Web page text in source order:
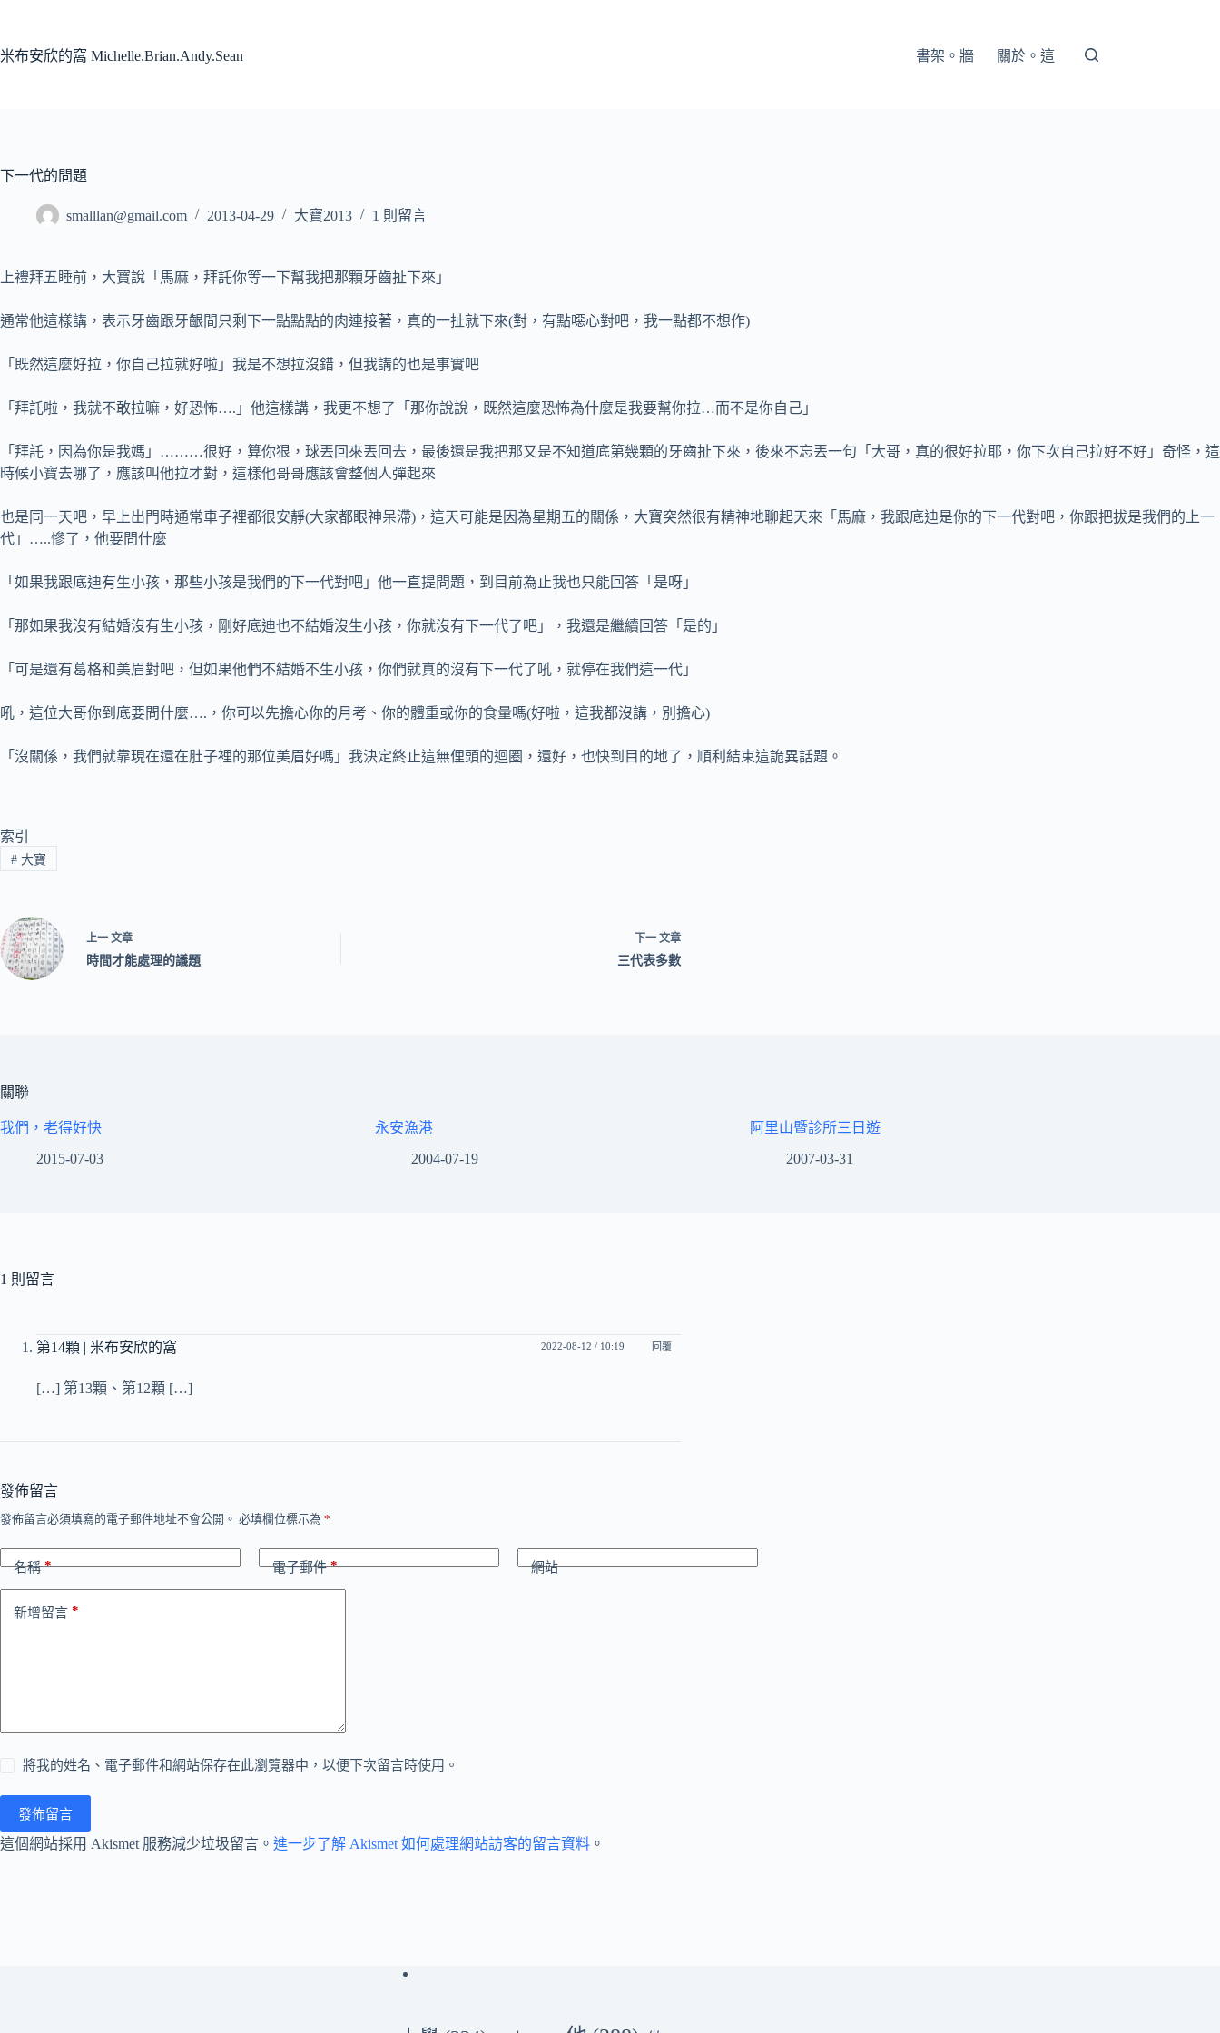
主
米布安欣的窩 Michelle.Brian.Andy.Sean 書架。牆 關於。這
下一代的問題
smalllan@gmail.com 2013-04-29 大寶2013 1 則留言
上禮拜五睡前，大寶說「馬麻，拜託你等一下幫我把那顆牙齒扯下來」
通常他這樣講，表示牙齒跟牙齦間只剩下一點點點的肉連接著，真的一扯就下來(對，有點噁心對吧，我一點都不想作)
「既然這麼好拉，你自己拉就好啦」我是不想拉沒錯，但我講的也是事實吧
「拜託啦，我就不敢拉嘛，好恐怖….」他這樣講，我更不想了「那你說說，既然這麼恐怖為什麼是我要幫你拉…而不是你自己」
「拜託，因為你是我媽」………很好，算你狠，球丟回來丟回去，最後還是我把那又是不知道底第幾顆的牙齒扯下來，後來不忘丟一句「大哥，真的很好拉耶，你下次自己拉好不好」奇怪，這
時候小寶去哪了，應該叫他拉才對，這樣他哥哥應該會整個人彈起來
也是同一天吧，早上出門時通常車子裡都很安靜(大家都眼神呆滯)，這天可能是因為星期五的關係，大寶突然很有精神地聊起天來「馬麻，我跟底迪是你的下一代對吧，你跟把拔是我們的上一
代」…..慘了，他要問什麼
「如果我跟底迪有生小孩，那些小孩是我們的下一代對吧」他一直提問題，到目前為止我也只能回答「是呀」
「那如果我沒有結婚沒有生小孩，剛好底迪也不結婚沒生小孩，你就沒有下一代了吧」，我還是繼續回答「是的」
「可是還有葛格和美眉對吧，但如果他們不結婚不生小孩，你們就真的沒有下一代了吼，就停在我們這一代」
吼，這位大哥你到底要問什麼….，你可以先擔心你的月考、你的體重或你的食量嗎(好啦，這我都沒講，別擔心)
「沒關係，我們就靠現在還在肚子裡的那位美眉好嗎」我決定終止這無俚頭的迴圈，還好，也快到目的地了，順利結束這詭異話題。
索引
#大寶
上一 文章
時間才能處理的議題
下一 文章
三代表多數
關聯
我們，老得好快
2015-07-03
永安漁港
2004-07-19
阿里山暨診所三日遊
2007-03-31
1 則留言
第14顆 | 米布安欣的窩 2022-08-12 / 10:19 回覆
[…] 第13顆、第12顆 […]
發佈留言
發佈留言必須填寫的電子郵件地址不會公開。 必填欄位標示為 *
名稱* 電子郵件* 網站
新增留言 *
將我的姓名、電子郵件和網站保存在此瀏覽器中，以便下次留言時使用。
發佈留言
這個網站採用 Akismet 服務減少垃圾留言。 進一步了解 Akismet 如何處理網站訪客的留言資料 。